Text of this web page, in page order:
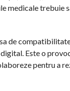
trebuie
de
Este o
pentru a